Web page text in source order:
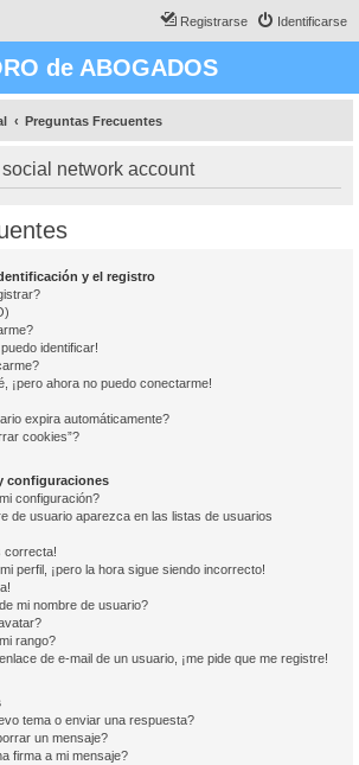
Identificarse
Registrarse
de ABOGADOS
Preguntas Frecuentes
network account
y el registro
identificar!
¡pero ahora no puedo conectarme!
expira automáticamente?
cookies”?
configuraciones
configuración?
de usuario aparezca en las listas de usuarios
correcta!
perfil, ¡pero la hora sigue siendo incorrecto!
mi nombre de usuario?
rango?
de e-mail de un usuario, ¡me pide que me registre!
tema o enviar una respuesta?
un mensaje?
firma a mi mensaje?